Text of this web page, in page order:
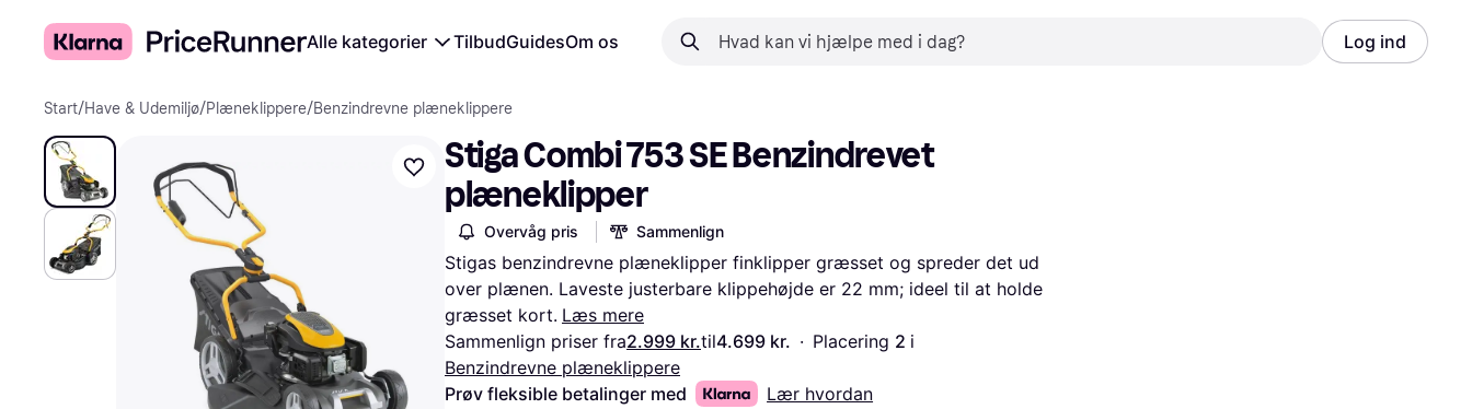
Alle kategorier TilbudGuidesOm os Log ind
Start/Have & Udemiljø/Plæneklippere/Benzindrevne plæneklippere
Stiga Combi 753 SE Benzindrevet
plæneklipper
Overvåg pris Sammenlign
Stigas benzindrevne plæneklipper finklipper græsset og spreder det ud
over plænen. Laveste justerbare klippehøjde er 22 mm; ideel til at holde
græsset kort. Læs mere
Sammenlign priser fra2.999 kr.til4.699 kr. · Placering 2 i
Benzindrevne plæneklippere
Prøv fleksible betalinger med
Lær hvordan